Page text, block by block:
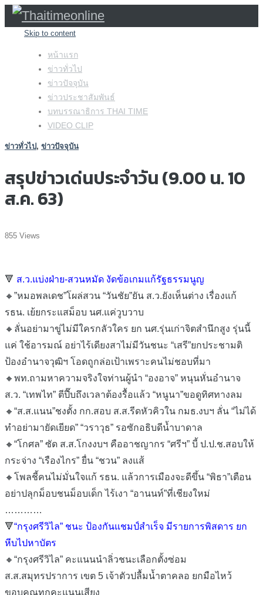
Skip to content
หน้าแรก
ข่าวทั่วไป
ข่าวปัจจุบัน
ข่าวประชาสัมพันธ์
บทบรรณาธิการ THAI TIME
VIDEO CLIP
ข่าวทั่วไป, ข่าวปัจจุบัน
สรุปข่าวเด่นประจำวัน (9.00 น. 10
ส.ค. 63)
855 Views
🔻 ส.ว.แบ่งฝ่าย-สวนหมัด งัดข้อเกมแก้รัฐธรรมนูญ
🔸”หมอพลเดช”โผล่สวน “วันชัย”ยัน ส.ว.ยังเห็นต่าง เรื่องแก้
รธน. เย้ยกระแสม็อบ นศ.แค่วูบวาบ
🔸ลั่นอย่ามาขู่ไม่มีใครกลัวใคร ยก นศ.รุ่นเก่าจิตสำนึกสูง รุ่นนี้
แค่ ใช้อารมณ์ อย่าไร้เดียงสาไม่มีวันชนะ “เสรี”ยกประชามติ
ป้องอำนาจวุฒิฯ โอดถูกล่อเป้าเพราะคนไม่ชอบที่มา
🔸พท.ถามหาความจริงใจท่านผู้นำ “องอาจ” หนุนหั่นอำนาจ
ส.ว. “เทพไท” ตีปี๊บถึงเวลาต้องรื้อแล้ว “หนูนา”ขอดูทิศทางลม
🔸“ส.ส.แนน”ชงตั้ง กก.สอบ ส.ส.รีดหัวคิวใน กมธ.งบฯ ลั่น “ไม่ได้
ทำอย่ามายัดเยียด” “วราวุธ” รอซักอธิบดีน้ำบาดาล
🔸“โกศล” ซัด ส.ส.โกงงบฯ คืออาชญากร “ศรีฯ” บี้ ป.ป.ช.สอบให้
กระจ่าง “เรืองไกร” ยื่น “ชวน” ลงแส้
🔸โพลชี้คนไม่มั่นใจแก้ รธน. แล้วการเมืองจะดีขึ้น “พิธา”เตือน
อย่าปลุกม็อบชนม็อบเด็ก ไร้เงา “อานนท์”ที่เชียงใหม่
…………
🔻“กรุงศรีวิไล” ชนะ ป้องกันแชมป์สำเร็จ มีรายการพิสดาร ยก
หีบไปหาบัตร
🔸“กรุงศรีวิไล” คะแนนนำลิ่วชนะเลือกตั้งซ่อม
ส.ส.สมุทรปราการ เขต 5 เจ้าตัวปลื้มน้ำตาคลอ ยกมือไหว้
ขอบคุณทุกคะแนนเสียง